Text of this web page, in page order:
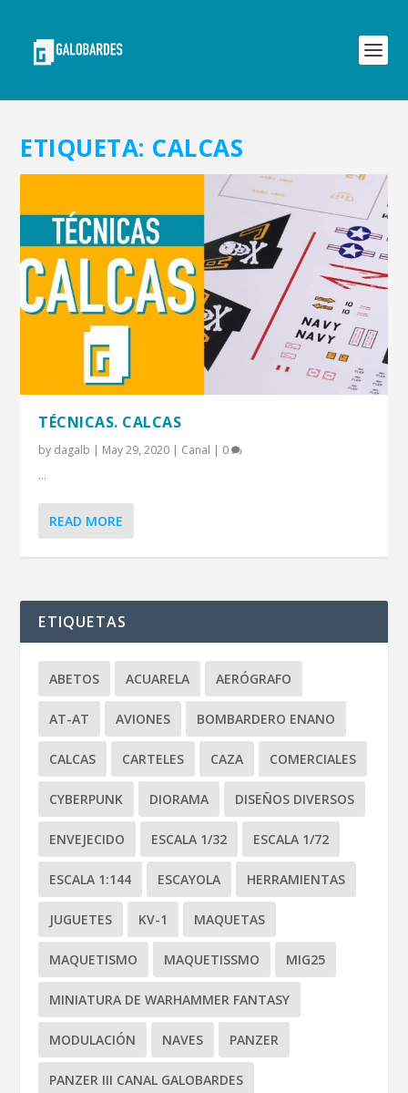
ETIQUETA: CALCAS
TÉCNICAS. CALCAS
by dagalb | May 29, 2020 | Canal | 0
...
READ MORE
ETIQUETAS
ABETOS ACUARELA AERÓGRAFO
AT-AT AVIONES BOMBARDERO ENANO
CALCAS CARTELES CAZA COMERCIALES
CYBERPUNK DIORAMA DISEÑOS DIVERSOS
ENVEJECIDO ESCALA 1/32 ESCALA 1/72
ESCALA 1:144 ESCAYOLA HERRAMIENTAS
JUGUETES KV-1 MAQUETAS
MAQUETISMO MAQUETISSMO MIG25
MINIATURA DE WARHAMMER FANTASY
MODULACIÓN NAVES PANZER
PANZER III CANAL GALOBARDES